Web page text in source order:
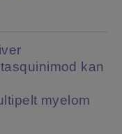
kan
myelom